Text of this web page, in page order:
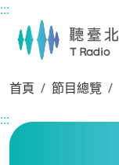
主要內容區塊
:::
首頁 節目總覽
:::